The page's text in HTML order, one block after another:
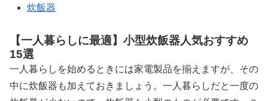
炊飯器
【一人暮らしに最適】小型炊飯器人気おすすめ
15選
一人暮らしを始めるときには家電製品を揃えますが、その
中に炊飯器も加えておきましょう。一人暮らしだと一度の